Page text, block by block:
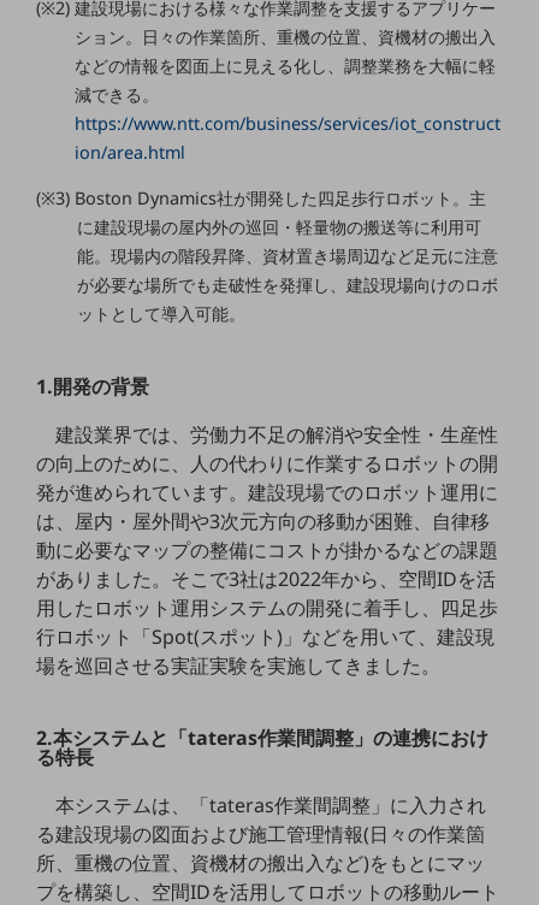
顧客体験（CX）改善
自動化・省電化
人材不足解消
業種・業態で探す
業種・業態で探すTOP
自治体
医療・介護
モビリティ
製造・建設業
小売業
キーワードで探す
モバイルTOP
法人向けスマホ・携帯に関する、
おすすめの機種、料金やサービスをご紹介
製品
製品TOP
ビジネス向けスマートフォン
タフネススマートフォン
データ通信製品
ドコモケータイ
(※2) 建設現場における様々な作業調整を支援するアプリケー
ション。日々の作業箇所、重機の位置、資機材の搬出入
などの情報を図面上に見える化し、調整業務を大幅に軽
減できる。
https://www.ntt.com/business/services/iot_construct
ion/area.html
(※3) Boston Dynamics社が開発した四足歩行ロボット。主
に建設現場の屋内外の巡回・軽量物の搬送等に利用可
能。現場内の階段昇降、資材置き場周辺など足元に注意
が必要な場所でも走破性を発揮し、建設現場向けのロボ
ットとして導入可能。
1.開発の背景
建設業界では、労働力不足の解消や安全性・生産性
の向上のために、人の代わりに作業するロボットの開
発が進められています。建設現場でのロボット運用に
は、屋内・屋外間や3次元方向の移動が困難、自律移
動に必要なマップの整備にコストが掛かるなどの課題
がありました。そこで3社は2022年から、空間IDを活
用したロボット運用システムの開発に着手し、四足歩
行ロボット「Spot(スポット)」などを用いて、建設現
場を巡回させる実証実験を実施してきました。
2.本システムと「tateras作業間調整」の連携におけ
る特長
本システムは、「tateras作業間調整」に入力され
る建設現場の図面および施工管理情報(日々の作業箇
所、重機の位置、資機材の搬出入など)をもとにマッ
プを構築し、空間IDを活用してロボットの移動ルート